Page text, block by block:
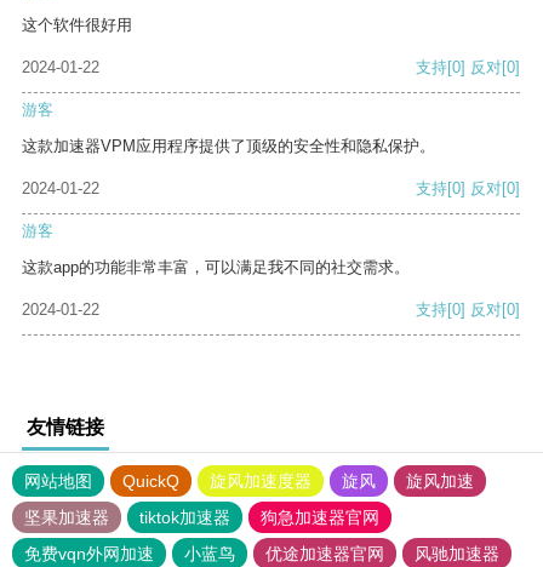
这个软件很好用
2024-01-22 支持[0] 反对[0]
游客
这款加速器VPM应用程序提供了顶级的安全性和隐私保护。
2024-01-22 支持[0] 反对[0]
游客
这款app的功能非常丰富，可以满足我不同的社交需求。
2024-01-22 支持[0] 反对[0]
友情链接
网站地图 QuickQ 旋风加速度器 旋风
旋风加速
坚果加速器
tiktok加速器
狗急加速器官网
免费vqn外网加速
小蓝鸟 优途加速器官网
风驰加速器